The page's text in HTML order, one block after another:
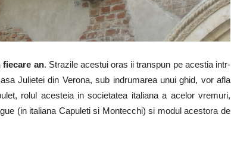
fiecare an. Strazile acestui oras ii transpun pe acestia intr-
Julietei din Verona, sub indrumarea unui ghid, vor afla
rolul acesteia in societatea italiana a acelor vremuri,
(in italiana Capuleti si Montecchi) si modul acestora de